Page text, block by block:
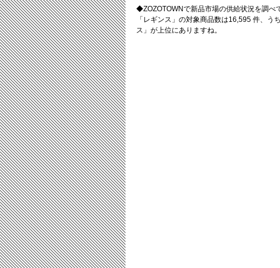
◆ZOZOTOWNで新品市場の供給状況を調べ
「レギンス」の対象商品数は16,595 件、
ス」が上位にありますね。